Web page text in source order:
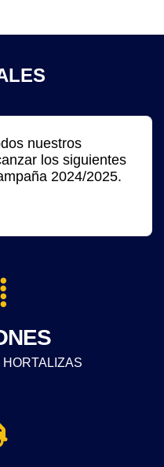
nuestros
los siguientes
2024/2025.